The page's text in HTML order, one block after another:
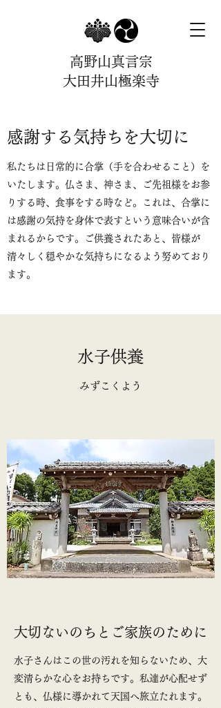
高野山真言宗
大田井山極楽寺
感謝する気持ちを大切に
私たちは日常的に合掌（手を合わせること）を
いたします。仏さま、神さま、ご先祖様をお参
りする時、食事をする時など。これは、合掌に
は感謝の気持を身体で表すという意味合いが含
まれるからです。ご供養されたあと、皆様が
清々しく穏やかな気持ちになるよう努めており
ます。
水子供養
みずこくよう
大切ないのちとご家族のために
水子さんはこの世の汚れを知らないため、大
変清らかな心をお持ちです。私達が心配せず
とも、仏様に導かれて天国へ旅立たれます。